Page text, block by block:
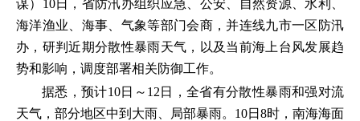
谋）10日，省防汛办组织应急、公安、自然资源、水利、
海洋渔业、海事、气象等部门会商，并连线九市一区防汛
办，研判近期分散性暴雨天气，以及当前海上台风发展趋
势和影响，调度部署相关防御工作。
据悉，预计10日～12日，全省有分散性暴雨和强对流
天气，部分地区中到大雨、局部暴雨。10日8时，南海海面